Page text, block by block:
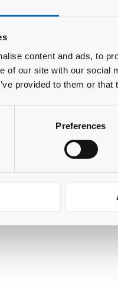
content and ads, to
of our site with our
provided to them or
Preferences